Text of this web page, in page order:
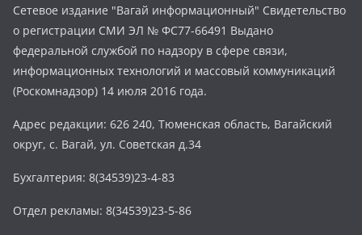
Сетевое издание "Вагай информационный" Свидетельство
о регистрации СМИ ЭЛ № ФС77-66491 Выдано
федеральной службой по надзору в сфере связи,
информационных технологий и массовый коммуникаций
(Роскомнадзор) 14 июля 2016 года.
Адрес редакции: 626 240, Тюменская область, Вагайский
округ, с. Вагай, ул. Советская д.34
Бухгалтерия: 8(34539)23-4-83
Отдел рекламы: 8(34539)23-5-86